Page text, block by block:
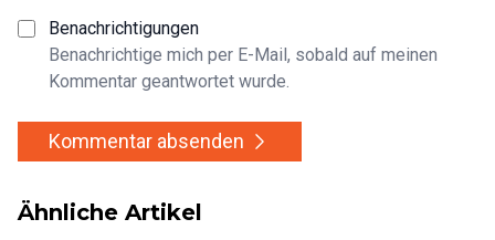
Benachrichtigungen
Benachrichtige mich per E-Mail, sobald auf meinen
Kommentar geantwortet wurde.
Kommentar absenden
Ähnliche Artikel